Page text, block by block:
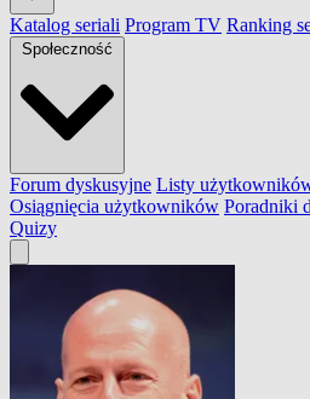
Katalog seriali Program TV Ranking
Społeczność
Forum dyskusyjne Listy
Osiągnięcia użytkowników Poradniki
Quizy